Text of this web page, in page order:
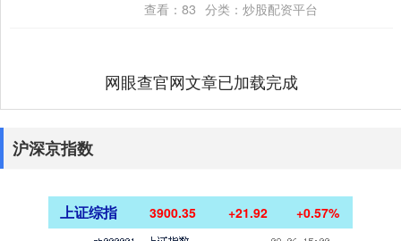
今年年底前降息的可能性，此前因伊朗冲突
查看： 83 分类： 炒股配资平台
网眼查官网文章已加载完成
沪深京指数
上证综指 3900.35 +21.92 +0.57%